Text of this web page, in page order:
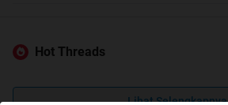
Hot Threads
Lihat Selengkapnya